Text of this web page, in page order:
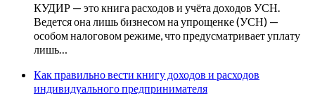
КУДИР — это книга расходов и учёта доходов УСН.
Ведется она лишь бизнесом на упрощенке (УСН) —
особом налоговом режиме, что предусматривает уплату
лишь…
Как правильно вести книгу доходов и расходов
индивидуального предпринимателя